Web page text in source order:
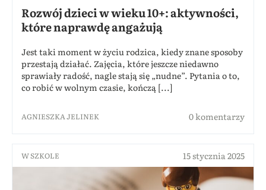
Rozwój dzieci w wieku 10+: aktywności,
które naprawdę angażują
Jest taki moment w życiu rodzica, kiedy znane sposoby
przestają działać. Zajęcia, które jeszcze niedawno
sprawiały radość, nagle stają się „nudne”. Pytania o to,
co robić w wolnym czasie, kończą [...]
AGNIESZKA JELINEK 0 komentarzy
W SZKOLE 15 stycznia 2025